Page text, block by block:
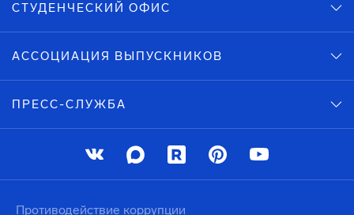
СТУДЕНЧЕСКИЙ ОФИС
АССОЦИАЦИЯ ВЫПУСКНИКОВ
ПРЕСС-СЛУЖБА
Противодействие коррупции